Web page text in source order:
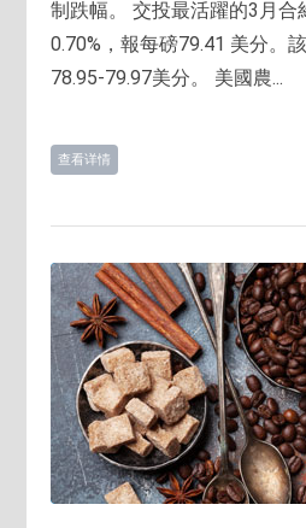
制跌幅。 交投最活躍的3月合
0.70%，報每磅79.41 美分。
78.95-79.97美分。 美國農...
查看详情